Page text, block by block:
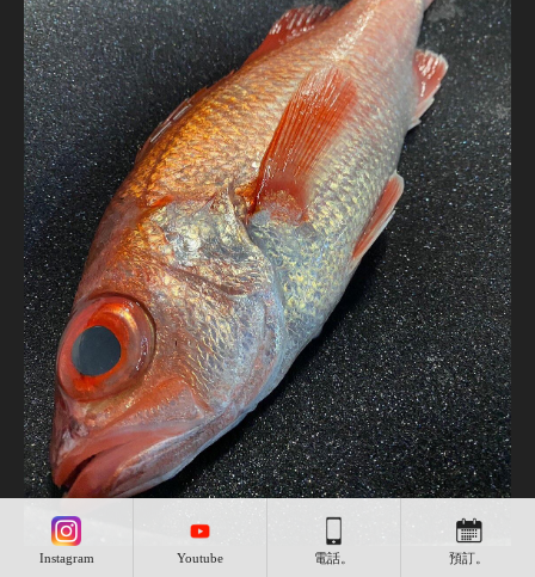
Instagram Youtube 電話。 預訂。